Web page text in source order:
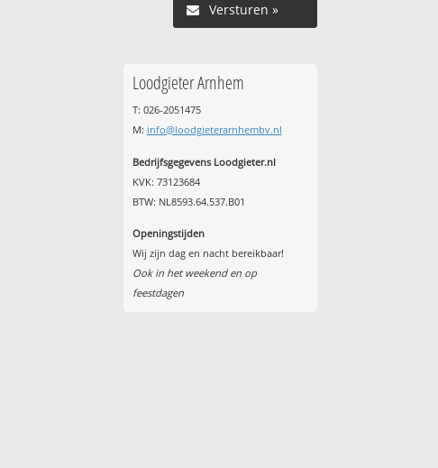
Versturen »
Loodgieter Arnhem
T: 026-2051475
M: info@loodgieterarnhembv.nl
Bedrijfsgegevens Loodgieter.nl
KVK: 73123684
BTW: NL8593.64.537.B01
Openingstijden
Wij zijn dag en nacht bereikbaar!
Ook in het weekend en op
feestdagen